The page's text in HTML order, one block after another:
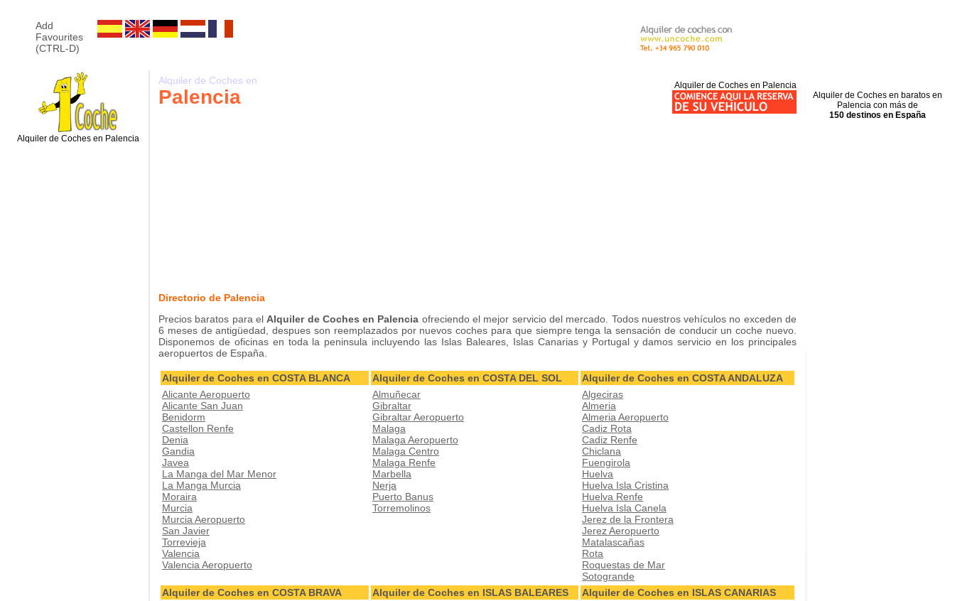
Add
Favourites
(CTRL-D)
Alquiler de Coches en Palencia
Alquiler de Coches en
Palencia
Alquiler de Coches en Palencia
Directorio de Palencia
Precios baratos para el Alquiler de Coches en Palencia ofreciendo el mejor servicio del mercado. Todos nuestros vehículos no exceden de
6 meses de antigüedad, despues son reemplazados por nuevos coches para que siempre tenga la sensación de conducir un coche nuevo.
Disponemos de oficinas en toda la peninsula incluyendo las Islas Baleares, Islas Canarias y Portugal y damos servicio en los principales
aeropuertos de España.
Alquiler de Coches en COSTA BLANCA Alquiler de Coches en COSTA DEL SOL
Alquiler de Coches en COSTA ANDALUZA
Alicante Aeropuerto
Alicante San Juan
Benidorm
Castellon Renfe
Denia
Gandia
Javea
La Manga del Mar Menor
La Manga Murcia
Moraira
Murcia
Murcia Aeropuerto
San Javier
Torrevieja
Valencia
Valencia Aeropuerto
Almuñecar
Gibraltar
Gibraltar Aeropuerto
Malaga
Malaga Aeropuerto
Malaga Centro
Malaga Renfe
Marbella
Nerja
Puerto Banus
Torremolinos
Algeciras
Almeria
Almeria Aeropuerto
Cadiz Rota
Cadiz Renfe
Chiclana
Fuengirola
Huelva
Huelva Isla Cristina
Huelva Renfe
Huelva Isla Canela
Jerez de la Frontera
Jerez Aeropuerto
Matalascañas
Rota
Roquestas de Mar
Sotogrande
Alquiler de Coches en COSTA BRAVA
Alquiler de Coches en ISLAS BALEARES
Alquiler de Coches en ISLAS CANARIAS
Alquiler de Coches en baratos en
Palencia con más de
150 destinos en España